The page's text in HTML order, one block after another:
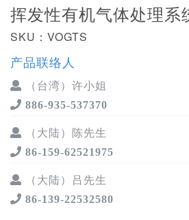
挥发性有机气体处理系
SKU：VOGTS
产品联络人
（台湾）许小姐
886-935-537370
（大陆）陈先生
86-159-62521975
（大陆）吕先生
86-139-22532580